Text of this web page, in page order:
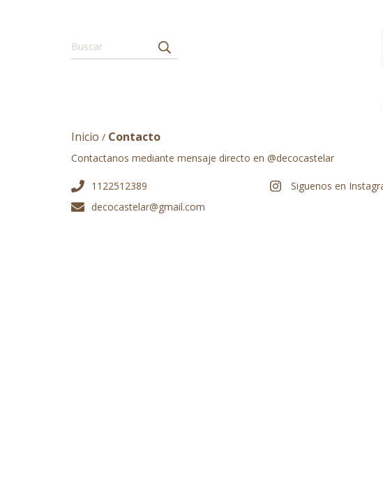
Inicio / Contacto
Contactanos mediante mensaje directo en @decocastelar
1122512389
decocastelar@gmail.com
Siguenos en